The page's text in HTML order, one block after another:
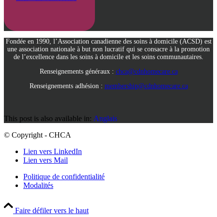
Fondée en 1990, l’Association canadienne des soins à domicile (ACSD) est
une association nationale à but non lucratif qui se consacre à la promotion
de l’excellence dans les soins à domicile et les soins communautaires.
Renseignements généraux : chca@cdnhomecare.ca
Renseignements adhésion : membership@cdnhomecare.ca
This post is also available in: Anglais
© Copyright - CHCA
Lien vers LinkedIn
Lien vers Mail
Politique de confidentialité
Modalités
Faire défiler vers le haut